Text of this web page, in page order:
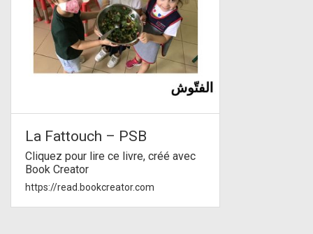
La Fattouch – PSB
Cliquez pour lire ce livre, créé avec
Book Creator
https://read.bookcreator.com